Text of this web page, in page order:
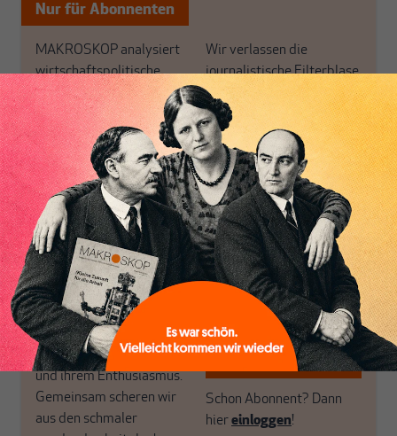
Nur für Abonnenten
MAKROSKOP analysiert
wirtschaftspolitische
Themen aus einer
postkeynesianischen
Perspektive und ist damit
in Deutschland einzigartig.
MAKROSKOP steht für
das große Ganze. Wir
haben einen Blick auf
Geld, Wirtschaft und
Politik, den Sie so
woanders nicht finden.
Dabei leben wir von
unseren Autoren, ihren
Recherchen, ihrem Wissen
und ihrem Enthusiasmus.
Gemeinsam scheren wir
aus den schmaler
Wir verlassen die
journalistische Filterblase,
in der sich viele
eingerichtet haben. Wir
öffnen Fenster und
bringen frische Luft in die
engen und verstaubten
Debattenräume.
Brauchen Sie auch frische
Luft? Dann folgen Sie
einfach dem Button.
ABONNIEREN SIE
MAKROSKOP
Schon Abonnent? Dann
hiereinloggen!